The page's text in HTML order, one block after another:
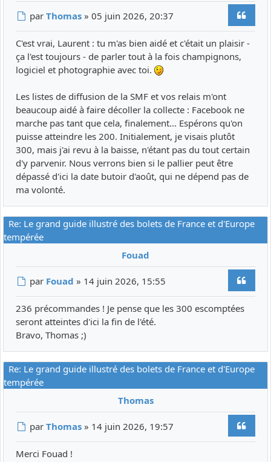
Message
parThomas »05 juin 2026, 20:37
C'est vrai, Laurent : tu m'as bien aidé et c'était un plaisir -
ça l'est toujours - de parler tout à la fois champignons,
logiciel et photographie avec toi.
Les listes de diffusion de la SMF et vos relais m'ont
beaucoup aidé à faire décoller la collecte : Facebook ne
marche pas tant que cela, finalement... Espérons qu'on
puisse atteindre les 200. Initialement, je visais plutôt
300, mais j'ai revu à la baisse, n'étant pas du tout certain
d'y parvenir. Nous verrons bien si le pallier peut être
dépassé d'ici la date butoir d'août, qui ne dépend pas de
ma volonté.
Re: Le grand guide illustré des bolets de France et d'Europe
tempérée
Fouad
Message
par Fouad » 14 juin 2026, 15:55
236 précommandes ! Je pense que les 300 escomptées
seront atteintes d'ici la fin de l'été.
Bravo, Thomas ;)
Re: Le grand guide illustré des bolets de France et d'Europe
tempérée
Thomas
Message
parThomas » 14 juin 2026, 19:57
Merci Fouad !